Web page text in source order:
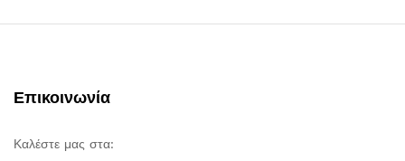
Επικοινωνία
Καλέστε μας στα: